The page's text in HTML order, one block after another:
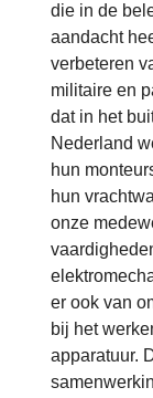
die in de
aandacht
verbeteren
militaire en
dat in het
Nederland
hun
hun
onze
er ook van
bij het
apparatuur.